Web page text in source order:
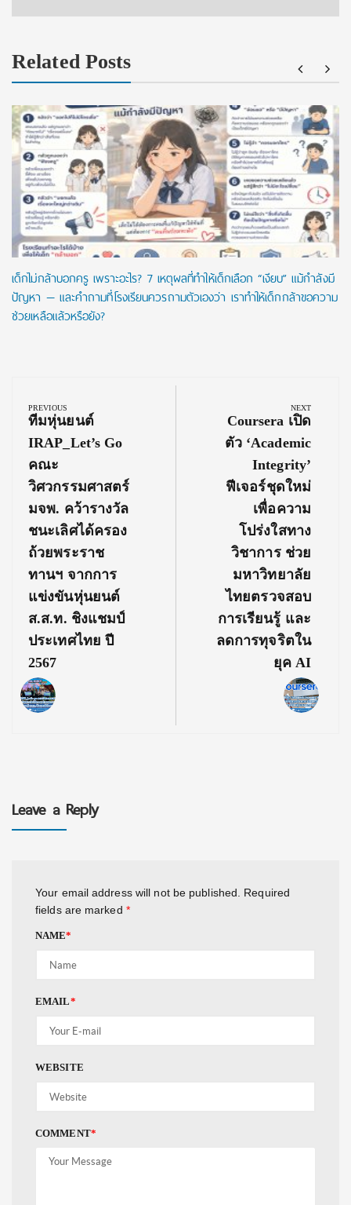
Related Posts
เด็กไม่กล้าบอกครู เพราะอะไร? 7 เหตุผลที่ทำให้เด็กเลือก “เงียบ” แม้กำลังมี
ปัญหา — และคำถามที่โรงเรียนควรถามตัวเองว่า เราทำให้เด็กกล้าขอความ
ช่วยเหลือแล้วหรือยัง?
navigation
PREVIOUS
Previous
Post:
ทีมหุ่นยนต์
IRAP_Let’s Go
คณะ
วิศวกรรมศาสตร์
มจพ. คว้ารางวัล
ชนะเลิศได้ครอง
ถ้วยพระราช
ทานฯ จากการ
แข่งขันหุ่นยนต์
ส.ส.ท. ชิงแชมป์
ประเทศไทย ปี
2567
NEXT
Next
Post:
Coursera เปิด
ตัว ‘Academic
Integrity’
ฟีเจอร์ชุดใหม่
เพื่อความ
โปร่งใสทาง
วิชาการ ช่วย
มหาวิทยาลัย
ไทยตรวจสอบ
การเรียนรู้ และ
ลดการทุจริตใน
ยุค AI
Leave a Reply
Your email address will not be published.
Required
fields are marked *
NAME*
EMAIL*
WEBSITE
COMMENT*